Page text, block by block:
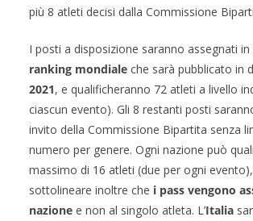
più 8 atleti decisi dalla Commissione
I posti a disposizione saranno assegnati in
ranking mondiale che sarà pubblicato in
2021, e qualificheranno 72 atleti a livello
ciascun evento). Gli 8 restanti posti
invito della Commissione Bipartita senza
numero per genere. Ogni nazione può
massimo di 16 atleti (due per ogni
sottolineare inoltre che i pass vengono
nazione e non al singolo atleta. L’Italia